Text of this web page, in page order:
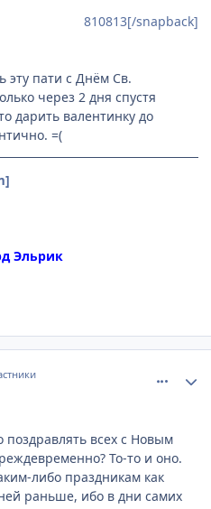
810813[/snapback]
эту пати с Днём Св.
через 2 дня спустя
дарить валентинку до
=(
Эльрик
всех с Новым
То-то и оно.
либо праздникам как
раньше, ибо в дни самих